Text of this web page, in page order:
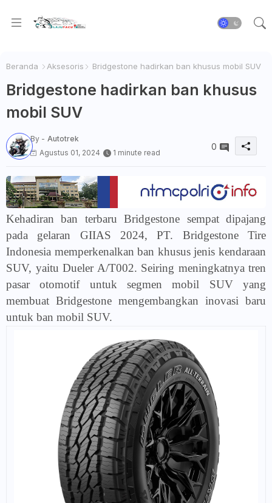
Beranda Aksesoris Bridgestone hadirkan ban khusus mobil SUV
Bridgestone hadirkan ban khusus
mobil SUV
By - Autotrek
Agustus 01, 2024
1 minute read
0
Kehadiran ban terbaru Bridgestone sempat dipajang
pada gelaran GIIAS 2024, PT. Bridgestone Tire
Indonesia memperkenalkan ban khusus jenis kendaraan
SUV, yaitu Dueler A/T002. Seiring meningkatnya tren
pasar otomotif untuk segmen mobil SUV yang
membuat Bridgestone mengembangkan inovasi baru
untuk ban mobil SUV.